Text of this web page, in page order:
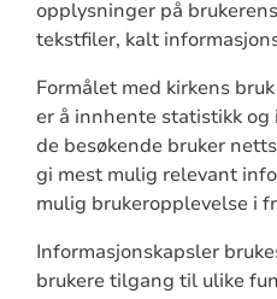
opplysninger på
tekstfiler, kalt
Formålet med kirkens
er å innhente statistikk
de besøkende bruker
gi mest mulig relevant
mulig brukeropplevelse i
Informasjonskapsler
brukere tilgang til ulike